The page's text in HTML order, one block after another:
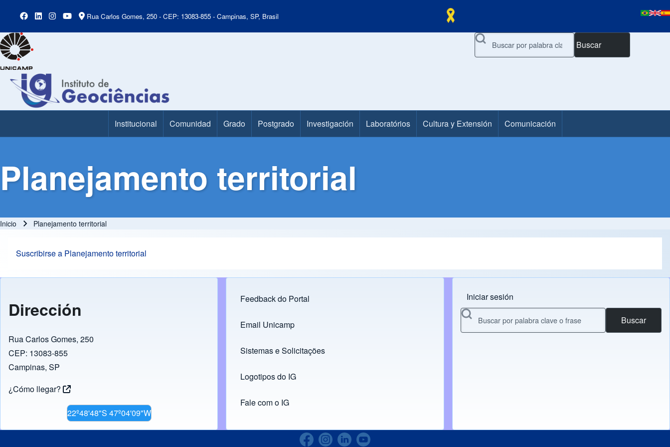
Rua Carlos Gomes, 250 - CEP: 13083-855 - Campinas, SP, Brasil
Buscar
Main Menu Institucional Comunidad Grado Postgrado Investigación Laboratórios Cultura y Extensión Comunicación
Planejamento territorial
Inicio Planejamento territorial
Suscribirse a Planejamento territorial
Dirección
Rua Carlos Gomes, 250
CEP: 13083-855
Campinas, SP
¿Cómo llegar?
22º48'48"S 47º04'09"W
Footer menu
Feedback do Portal
Links
Email Unicamp
(opens in new tab)
Sistemas e Solicitações
(opens in new tab)
Logotipos do IG
(opens in new tab)
Fale com o IG
Menu do usuário
Iniciar sesión
Buscar